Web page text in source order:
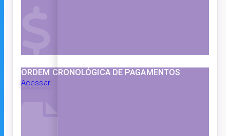
ORDEM CRONOLÓGICA DE PAGAMENTOS
Acessar